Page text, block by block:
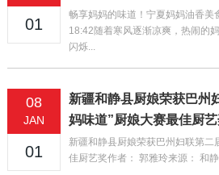
01
畅享妈妈的味道！宁夏妈妈油香
18:42随着寒风逐渐凉爽，热闹的
闪烁...
08
JAN
01
新疆和静县厨娘荣获巴州
妈味道”厨娘大赛最佳厨
新疆和静县厨娘荣获巴州妇联第二
佳厨艺奖作者： 郭雅玲来源： 和